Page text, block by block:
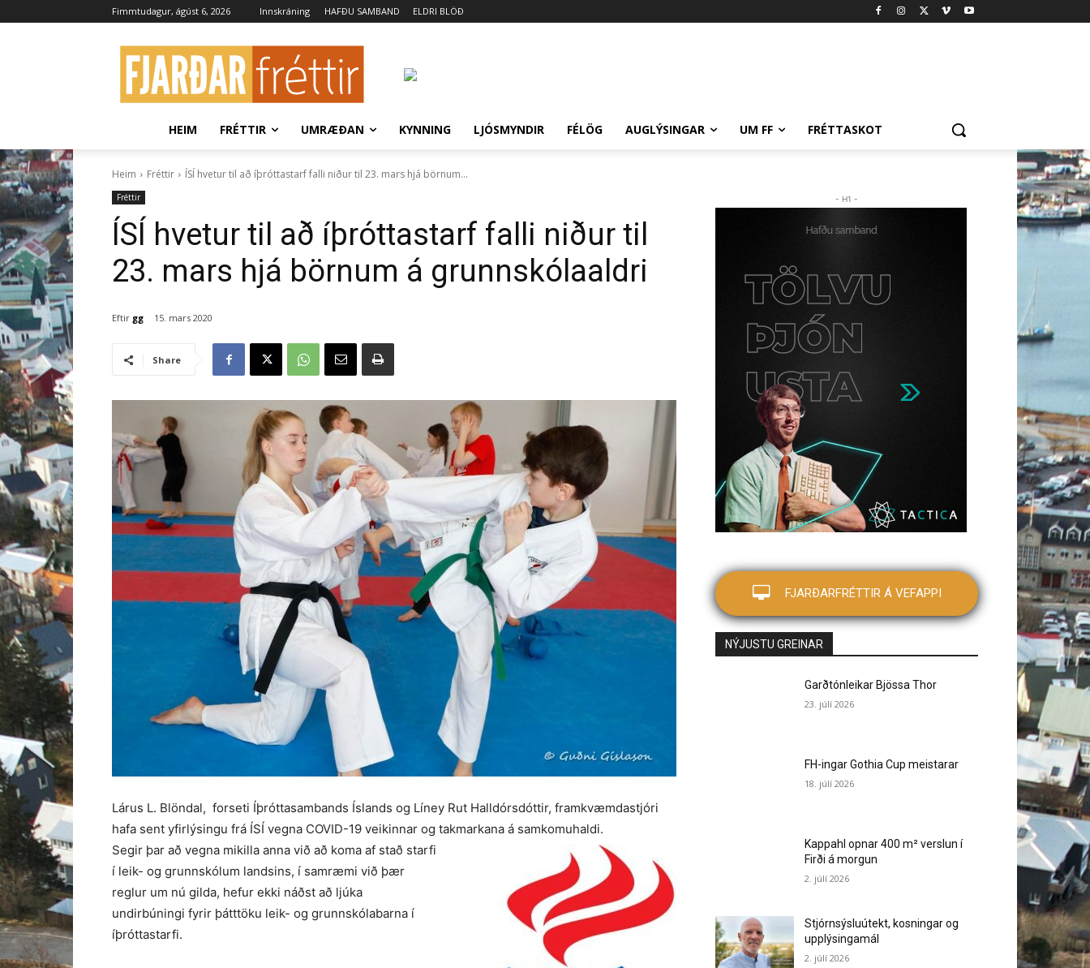
Fimmtudagur, ágúst 6, 2026 Innskráning HAFÐU SAMBAND ELDRI BLÖÐ
HEIM FRÉTTIR UMRÆÐAN KYNNING LJÓSMYNDIR FÉLÖG AUGLÝSINGAR UM FF FRÉTTASKOT
Heim Fréttir ÍSÍ hvetur til að íþróttastarf falli niður til 23. mars hjá börnum...
Fréttir
ÍSÍ hvetur til að íþróttastarf falli niður til
23. mars hjá börnum á grunnskólaaldri
Eftir gg 15. mars 2020
Share
Lárus L. Blöndal, forseti Íþróttasambands Íslands og Líney Rut Halldórsdóttir, framkvæmdastjóri
hafa sent yfirlýsingu frá ÍSÍ vegna COVID-19 veikinnar og takmarkana á samkomuhaldi.
Segir þar að vegna mikilla anna við að koma af stað starfi
í leik- og grunnskólum landsins, í samræmi við þær
reglur um nú gilda, hefur ekki náðst að ljúka
undirbúningi fyrir þátttöku leik- og grunnskólabarna í
íþróttastarfi.
- H1 -
FJARÐARFRÉTTIR Á VEFAPPI
NÝJUSTU GREINAR
Garðtónleikar Bjössa Thor
23. júlí 2026
FH-ingar Gothia Cup meistarar
18. júlí 2026
Kappahl opnar 400 m² verslun í
Firði á morgun
2. júlí 2026
Stjórnsýsluútekt, kosningar og
upplýsingamál
2. júlí 2026